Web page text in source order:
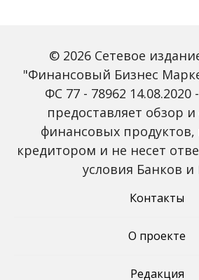
Global Tech Forum: как
ИИ меняет бизнес и
открывает новые
4.0
игры
© 2026 Сетевое
"Финансовый Бизнес
ФС 77 - 78962 14.08.2020
предоставляет обзор
финансовых продуктов,
кредитором и не несет
условия Банков
Контакты
О проекте
Редакция